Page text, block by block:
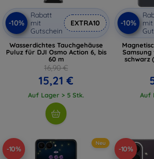
-10%
Rabatt
mit
Gutschein
EXTRA10
Wasserdichtes Tauchgehäuse
Puluz für DJI Osmo Action 6, bis
60 m
16,90 €
15,21 €
Auf Lager > 5 Stk.
-10%
mit
Samsung
schwarz
Auf
-10%
Neu
-10%